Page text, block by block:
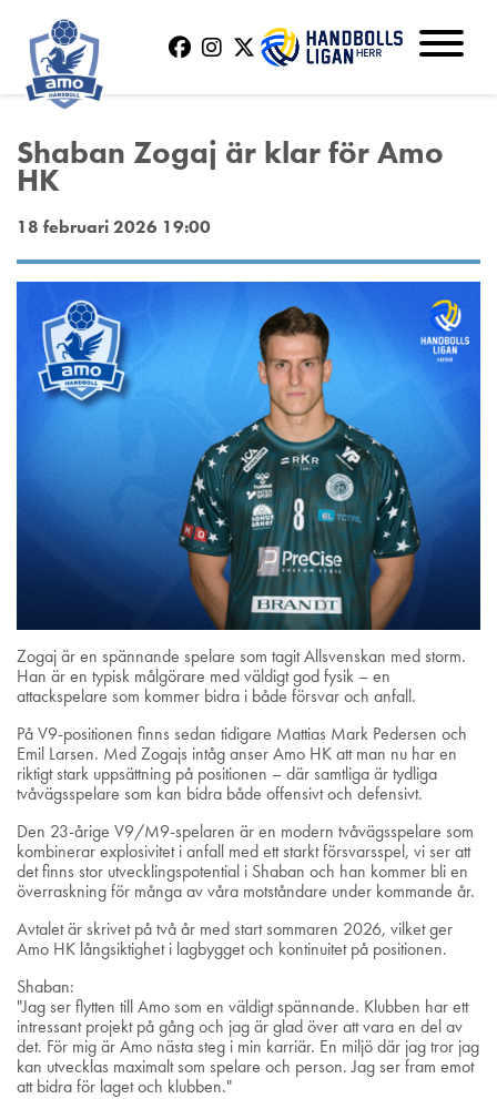
Shaban Zogaj är klar för Amo
HK
18 februari 2026 19:00
Zogaj är en spännande spelare som tagit Allsvenskan med storm.
Han är en typisk målgörare med väldigt god fysik – en
attackspelare som kommer bidra i både försvar och anfall.
På V9-positionen finns sedan tidigare Mattias Mark Pedersen och
Emil Larsen. Med Zogajs intåg anser Amo HK att man nu har en
riktigt stark uppsättning på positionen – där samtliga är tydliga
tvåvägsspelare som kan bidra både offensivt och defensivt.
Den 23-årige V9/M9-spelaren är en modern tvåvägsspelare som
kombinerar explosivitet i anfall med ett starkt försvarsspel, vi ser att
det finns stor utvecklingspotential i Shaban och han kommer bli en
överraskning för många av våra motståndare under kommande år.
Avtalet är skrivet på två år med start sommaren 2026, vilket ger
Amo HK långsiktighet i lagbygget och kontinuitet på positionen.
Shaban:
"Jag ser flytten till Amo som en väldigt spännande. Klubben har ett
intressant projekt på gång och jag är glad över att vara en del av
det. För mig är Amo nästa steg i min karriär. En miljö där jag tror jag
kan utvecklas maximalt som spelare och person. Jag ser fram emot
att bidra för laget och klubben."